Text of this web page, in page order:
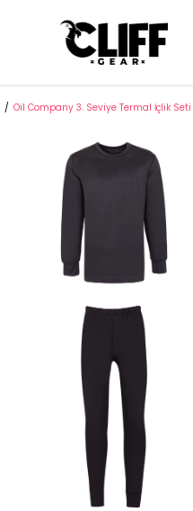
Oil Company 3. Seviye Termal İçlik